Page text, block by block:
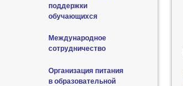
поддержки
обучающихся
Международное
сотрудничество
Организация питания
в образовательной